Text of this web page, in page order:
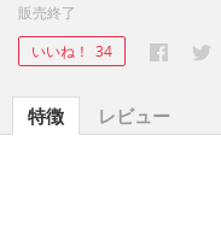
販売終了
いいね！ 34
特徴 レビュー